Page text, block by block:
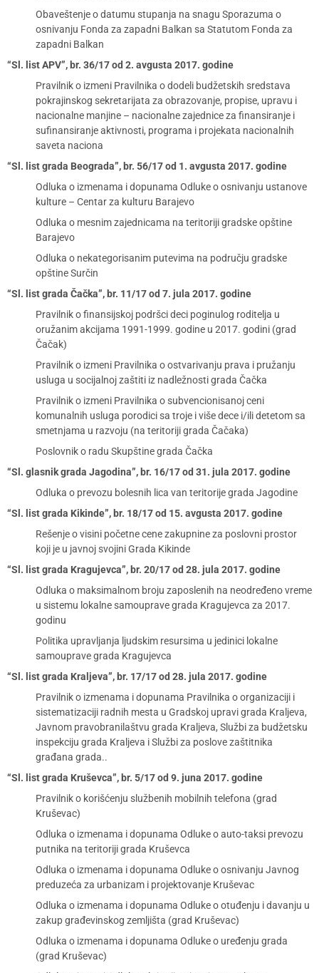
Obaveštenje o datumu stupanja na snagu Sporazuma o
osnivanju Fonda za zapadni Balkan sa Statutom Fonda za
zapadni Balkan
“Sl. list APV”, br. 36/17 od 2. avgusta 2017. godine
Pravilnik o izmeni Pravilnika o dodeli budžetskih sredstava
pokrajinskog sekretarijata za obrazovanje, propise, upravu i
nacionalne manjine – nacionalne zajednice za finansiranje i
sufinansiranje aktivnosti, programa i projekata nacionalnih
saveta naciona
“Sl. list grada Beograda”, br. 56/17 od 1. avgusta 2017. godine
Odluka o izmenama i dopunama Odluke o osnivanju ustanove
kulture – Centar za kulturu Barajevo
Odluka o mesnim zajednicama na teritoriji gradske opštine
Barajevo
Odluka o nekategorisanim putevima na području gradske
opštine Surčin
“Sl. list grada Čačka”, br. 11/17 od 7. jula 2017. godine
Pravilnik o finansijskoj podršci deci poginulog roditelja u
oružanim akcijama 1991-1999. godine u 2017. godini (grad
Čačak)
Pravilnik o izmeni Pravilnika o ostvarivanju prava i pružanju
usluga u socijalnoj zaštiti iz nadležnosti grada Čačka
Pravilnik o izmeni Pravilnika o subvencionisanoj ceni
komunalnih usluga porodici sa troje i više dece i/ili detetom sa
smetnjama u razvoju (na teritoriji grada Čačaka)
Poslovnik o radu Skupštine grada Čačka
“Sl. glasnik grada Jagodina”, br. 16/17 od 31. jula 2017. godine
Odluka o prevozu bolesnih lica van teritorije grada Jagodine
“Sl. list grada Kikinde”, br. 18/17 od 15. avgusta 2017. godine
Rešenje o visini početne cene zakupnine za poslovni prostor
koji je u javnoj svojini Grada Kikinde
“Sl. list grada Kragujevca”, br. 20/17 od 28. jula 2017. godine
Odluka o maksimalnom broju zaposlenih na neodređeno vreme
u sistemu lokalne samouprave grada Kragujevca za 2017.
godinu
Politika upravljanja ljudskim resursima u jedinici lokalne
samouprave grada Kragujevca
“Sl. list grada Kraljeva”, br. 17/17 od 28. jula 2017. godine
Pravilnik o izmenama i dopunama Pravilnika o organizaciji i
sistematizaciji radnih mesta u Gradskoj upravi grada Kraljeva,
Javnom pravobranilaštvu grada Kraljeva, Službi za budžetsku
inspekciju grada Kraljeva i Službi za poslove zaštitnika
građana grada..
“Sl. list grada Kruševca”, br. 5/17 od 9. juna 2017. godine
Pravilnik o korišćenju službenih mobilnih telefona (grad
Kruševac)
Odluka o izmenama i dopunama Odluke o auto-taksi prevozu
putnika na teritoriji grada Kruševca
Odluka o izmenama i dopunama Odluke o osnivanju Javnog
preduzeća za urbanizam i projektovanje Kruševac
Odluka o izmenama i dopunama Odluke o otuđenju i davanju u
zakup građevinskog zemljišta (grad Kruševac)
Odluka o izmenama i dopunama Odluke o uređenju grada
(grad Kruševac)